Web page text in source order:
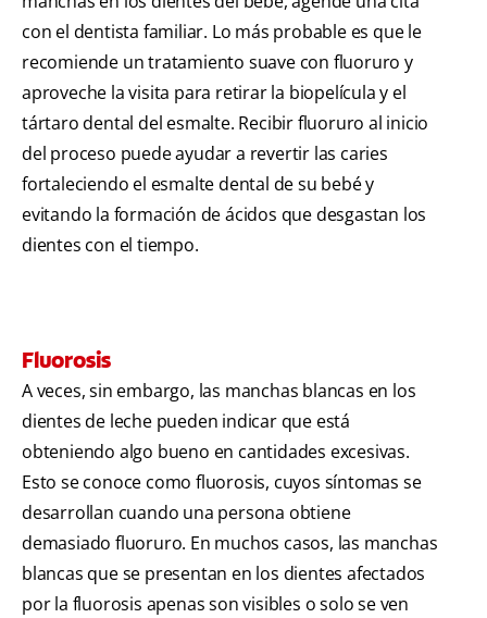
con el dentista familiar. Lo más probable es que le
recomiende un tratamiento suave con fluoruro y
aproveche la visita para retirar la biopelícula y el
tártaro dental del esmalte. Recibir fluoruro al inicio
del proceso puede ayudar a revertir las caries
fortaleciendo el esmalte dental de su bebé y
evitando la formación de ácidos que desgastan los
dientes con el tiempo.
Fluorosis
A veces, sin embargo, las manchas blancas en los
dientes de leche pueden indicar que está
obteniendo algo bueno en cantidades excesivas.
Esto se conoce como fluorosis, cuyos síntomas se
desarrollan cuando una persona obtiene
demasiado fluoruro. En muchos casos, las manchas
blancas que se presentan en los dientes afectados
por la fluorosis apenas son visibles o solo se ven